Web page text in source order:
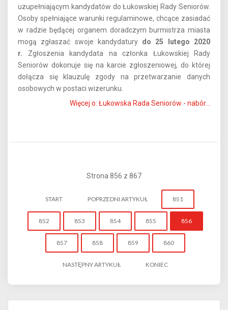
uzupełniającym kandydatów do Łukowskiej Rady Seniorów.
Osoby spełniające warunki regulaminowe, chcące zasiadać
w radzie będącej organem doradczym burmistrza miasta
mogą zgłaszać swoje kandydatury do 25 lutego 2020
r.
Zgłoszenia kandydata na członka Łukowskiej Rady
Seniorów dokonuje się na karcie zgłoszeniowej, do której
dołącza się klauzulę zgody na przetwarzanie danych
osobowych w postaci wizerunku.
Więcej o: Łukowska Rada Seniorów - nabór...
Strona 856 z 867
START POPRZEDNI ARTYKUŁ 851
852 853 854 855 856
857 858 859 860
NASTĘPNY ARTYKUŁ KONIEC